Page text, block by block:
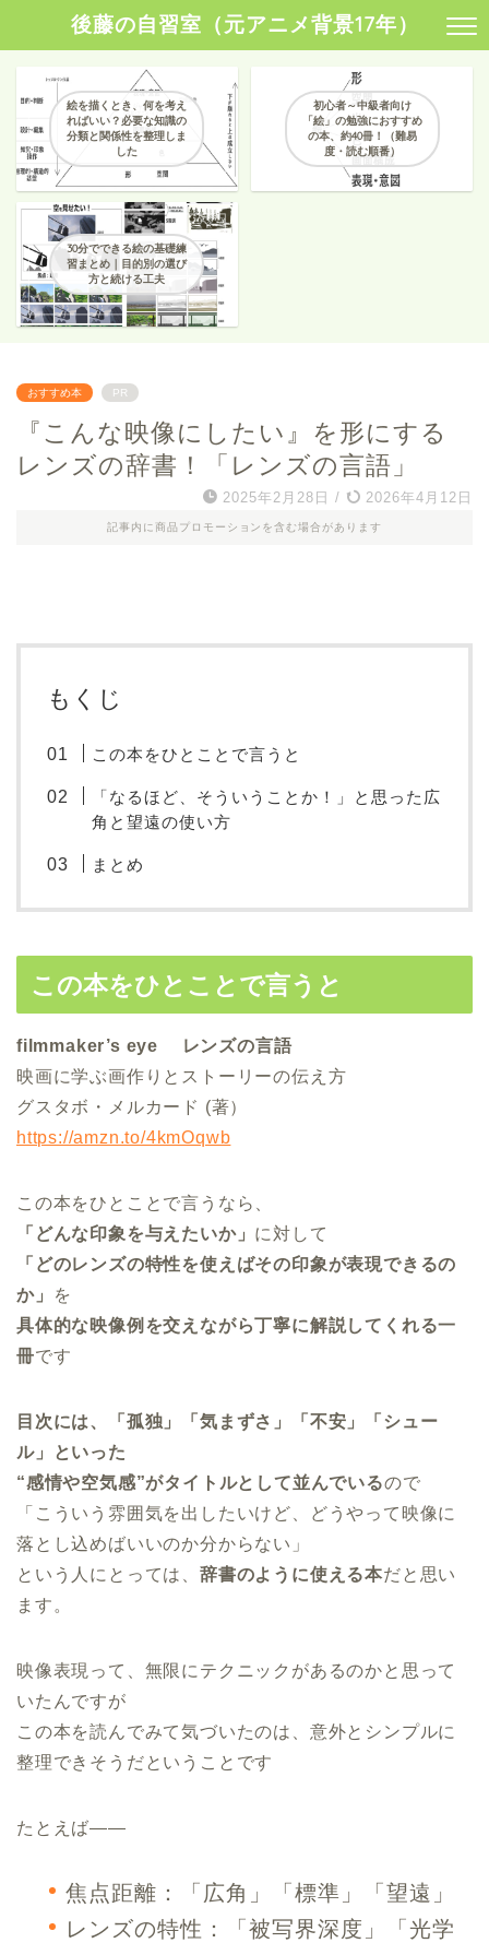
後藤の自習室（元アニメ背景17年）
絵を描くとき、何を考え
ればいい？必要な知識の
分類と関係性を整理しま
した
初心者～中級者向け
「絵」の勉強におすすめ
の本、約40冊！（難易
度・読む順番）
30分でできる絵の基礎練
習まとめ｜目的別の選び
方と続ける工夫
おすすめ本 PR
『こんな映像にしたい』を形にする
レンズの辞書！「レンズの言語」
2025年2月28日 / 2026年4月12日
記事内に商品プロモーションを含む場合があります
もくじ
この本をひとことで言うと
「なるほど、そういうことか！」と思った広
角と望遠の使い方
まとめ
この本をひとことで言うと
filmmaker’s eye レンズの言語
映画に学ぶ画作りとストーリーの伝え方
グスタボ・メルカード (著）
https://amzn.to/4kmOqwb
この本をひとことで言うなら、
「どんな印象を与えたいか」 に対して
「どのレンズの特性を使えばその印象が表現できるの
か」
を
具体的な映像例を交えながら丁寧に解説してくれる一
冊です
目次には、「孤独」「気まずさ」「不安」「シュー
ル」といった
“感情や空気感”がタイトルとして並んでいるので
「こういう雰囲気を出したいけど、どうやって映像に
落とし込めばいいのか分からない」
という人にとっては、 辞書のように使える本だと思い
ます。
映像表現って、無限にテクニックがあるのかと思って
いたんですが
この本を読んでみて気づいたのは、意外とシンプルに
整理できそうだということです
たとえば――
焦点距離：「広角」「標準」「望遠」
レンズの特性：「被写界深度」「光学